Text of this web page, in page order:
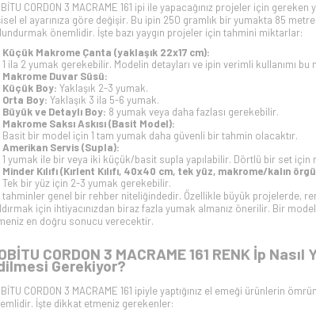
CORDON 3 MACRAME 161 ipi ile yapacağınız projeler için
el ayarınıza göre değişir. Bu ipin 250 gramlık bir yumakta 85
önemlidir. İşte bazı yaygın projeler için tahmini miktarlar:
Küçük Makrome Çanta (yaklaşık 22x17 cm):
1 ila 2 yumak gerekebilir. Modelin detayları ve ipin verimli kullanımı bu
Makrome Duvar Süsü:
Küçük Boy: Yaklaşık 2-3 yumak.
Orta Boy: Yaklaşık 3 ila 5-6 yumak.
Büyük ve Detaylı Boy: 8 yumak veya daha fazlası gerekebilir.
Makrome Saksı Askısı (Basit Model):
Basit bir model için 1 tam yumak daha güvenli bir tahmin olacaktır.
Amerikan Servis (Supla):
1 yumak ile bir veya iki küçük/basit supla yapılabilir. Dörtlü bir set için
Minder Kılıfı (Kırlent Kılıfı, 40x40 cm, tek yüz, makrome/kalın
Tek bir yüz için 2-3 yumak gerekebilir.
tahminler genel bir rehber niteliğindedir. Özellikle büyük projelerde,
için ihtiyacınızdan biraz fazla yumak almanız önerilir. Bir
en doğru sonucu verecektir.
CORDON 3 MACRAME 161 RENK İp
Gerekiyor?
CORDON 3 MACRAME 161 ipiyle yaptığınız el emeği ürünlerin
İşte dikkat etmeniz gerekenler: